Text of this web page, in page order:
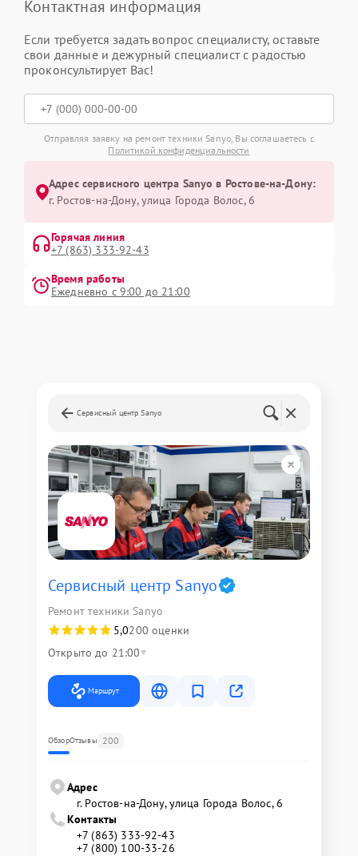
Контактная информация
Если требуется задать вопрос специалисту, оставьте
свои данные и дежурный специалист с радостью
проконсультирует Вас!
Отправляя заявку на ремонт техники Sanyo, Вы соглашаетесь с
Политикой конфиденциальности
Адрес сервисного центра Sanyo в Ростове-на-Дону:
г. Ростов-на-Дону, улица Города Волос, 6
Горячая линия
+7 (863) 333-92-43
Время работы
Ежедневно с 9:00 до 21:00
Сервисный центр Sanyo
Сервисный центр Sanyo
Ремонт техники Sanyo
5,0200 оценки
Открыто до 21:00
Маршрут
ОбзорОтзывы 200
Адрес
г. Ростов-на-Дону, улица Города Волос, 6
Контакты
+7 (863) 333-92-43
+7 (800) 100-33-26